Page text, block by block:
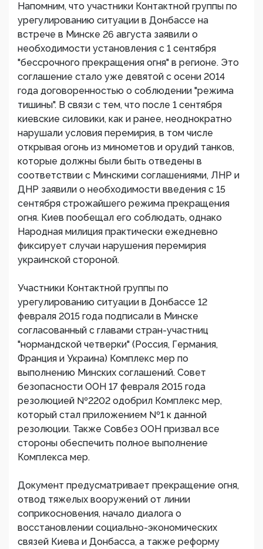
Напомним, что участники Контактной группы по
урегулированию ситуации в Донбассе на
встрече в Минске 26 августа заявили о
необходимости установления с 1 сентября
"бессрочного прекращения огня" в регионе. Это
соглашение стало уже девятой с осени 2014
года договоренностью о соблюдении "режима
тишины". В связи с тем, что после 1 сентября
киевские силовики, как и ранее, неоднократно
нарушали условия перемирия, в том числе
открывая огонь из минометов и орудий танков,
которые должны были быть отведены в
соответствии с Минскими соглашениями, ЛНР и
ДНР заявили о необходимости введения с 15
сентября строжайшего режима прекращения
огня. Киев пообещал его соблюдать, однако
Народная милиция практически ежедневно
фиксирует случаи нарушения перемирия
украинской стороной.
Участники Контактной группы по
урегулированию ситуации в Донбассе 12
февраля 2015 года подписали в Минске
согласованный с главами стран-участниц
"нормандской четверки" (Россия, Германия,
Франция и Украина) Комплекс мер по
выполнению Минских соглашений. Совет
безопасности ООН 17 февраля 2015 года
резолюцией №2202 одобрил Комплекс мер,
который стал приложением №1 к данной
резолюции. Также Совбез ООН призвал все
стороны обеспечить полное выполнение
Комплекса мер.
Документ предусматривает прекращение огня,
отвод тяжелых вооружений от линии
соприкосновения, начало диалога о
восстановлении социально-экономических
связей Киева и Донбасса, а также реформу